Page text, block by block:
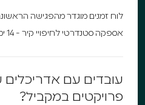
לוח זמנים מוגדר מהפגישה
אספקה סטנדרטי לחיפויי קיר - 14 ימי עבודה מאישור ההזמנה.
עובדים עם
פרויקטים במקביל?